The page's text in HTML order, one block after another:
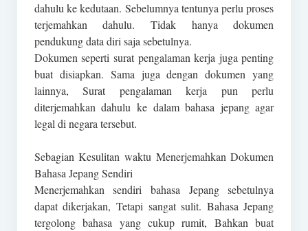
dahulu ke kedutaan. Sebelumnya tentunya perlu proses
terjemahkan dahulu. Tidak hanya dokumen
pendukung data diri saja sebetulnya.
Dokumen seperti surat pengalaman kerja juga penting
buat disiapkan. Sama juga dengan dokumen yang
lainnya, Surat pengalaman kerja pun perlu
diterjemahkan dahulu ke dalam bahasa jepang agar
legal di negara tersebut.
Sebagian Kesulitan waktu Menerjemahkan Dokumen
Bahasa Jepang Sendiri
Menerjemahkan sendiri bahasa Jepang sebetulnya
dapat dikerjakan, Tetapi sangat sulit. Bahasa Jepang
tergolong bahasa yang cukup rumit, Bahkan buat